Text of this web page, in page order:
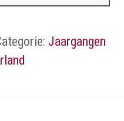
Jaargangen